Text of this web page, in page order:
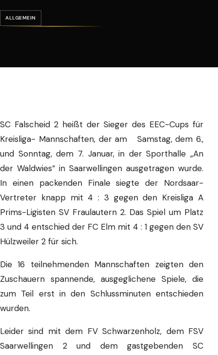
ALLGEMEIN
SC Falscheid 2 heißt der Sieger des EEC-Cups für
Kreisliga- Mannschaften, der am Samstag, dem 6.,
und Sonntag, dem 7. Januar, in der Sporthalle „An
der Waldwies“ in Saarwellingen ausgetragen wurde.
In einen packenden Finale siegte der Nordsaar-
Vertreter knapp mit 4 : 3 gegen den Kreisliga A
Prims-Ligisten SV Fraulautern 2. Das Spiel um Platz
3 und 4 entschied der FC Elm mit 4 : 1 gegen den SV
Hülzweiler 2 für sich.
Die 16 teilnehmenden Mannschaften zeigten den
Zuschauern spannende, ausgeglichene Spiele, die
zum Teil erst in den Schlussminuten entschieden
wurden.
Leider sind mit dem FV Schwarzenholz, dem FSV
Saarwellingen 2 und dem gastgebenden SC